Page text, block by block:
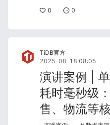
0 0
TiDB官方
2025-08-18 08:05
演讲案例 |
耗时毫秒级
售、物流等